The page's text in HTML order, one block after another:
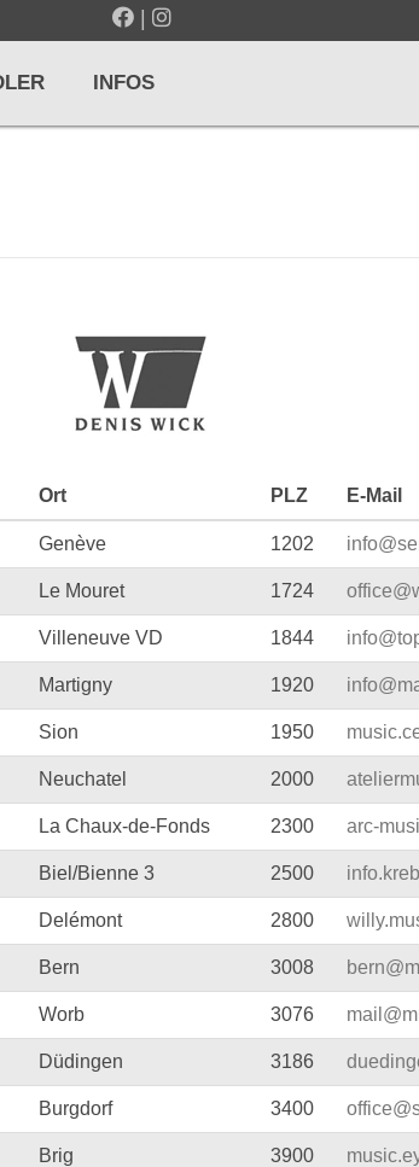
|
E-Gitarren
... mehr
HOLZBLASINSTRUMENTE
Querflöten
... mehr
INFOS
Ort PLZ E-Mail
Genève 1202
Le Mouret 1724
Villeneuve VD 1844
Martigny 1920
Sion 1950
Neuchatel 2000
La Chaux-de-Fonds 2300 arc-
Biel/Bienne 3 2500
Delémont 2800
Bern 3008
Worb 3076
Düdingen 3186
Burgdorf 3400
Brig 3900